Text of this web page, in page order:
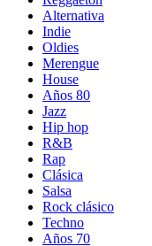
Alternativa
Indie
Oldies
Merengue
House
Años 80
Jazz
Hip hop
R&B
Rap
Clásica
Salsa
Rock clásico
Techno
Años 70